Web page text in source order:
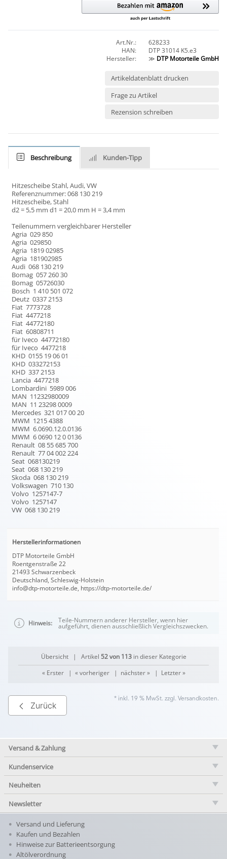
Art.Nr.:
628233
HAN:
DTP 31014 K5.e3
Hersteller:
≫ DTP Motorteile GmbH
Artikeldatenblatt drucken
Frage zu Artikel
Rezension schreiben
Beschreibung Kunden-Tipp
Hitzescheibe Stahl, Audi, VW
Referenznummer: 068 130 219
Hitzescheibe, Stahl
d2 = 5,5 mm d1 = 20,0 mm H = 3,4 mm
Teilenummern vergleichbarer Hersteller
Agria 029 850
Agria 029850
Agria 1819 02985
Agria 181902985
Audi 068 130 219
Bomag 057 260 30
Bomag 05726030
Bosch 1 410 501 072
Deutz 0337 2153
Fiat 7773728
Fiat 4477218
Fiat 44772180
Fiat 60808711
für Iveco 44772180
für Iveco 4477218
KHD 0155 19 06 01
KHD 033272153
KHD 337 2153
Lancia 4477218
Lombardini 5989 006
MAN 11232980009
MAN 11 23298 0009
Mercedes 321 017 00 20
MWM 1215 4388
MWM 6.0690.12.0.0136
MWM 6 0690 12 0 0136
Renault 08 55 685 700
Renault 77 04 002 224
Seat 068130219
Seat 068 130 219
Skoda 068 130 219
Volkswagen 710 130
Volvo 1257147-7
Volvo 1257147
VW 068 130 219
Herstellerinformationen
DTP Motorteile GmbH
Roentgenstraße 22
21493 Schwarzenbeck
Deutschland, Schleswig-Holstein
info@dtp-motorteile.de, https://dtp-motorteile.de/
Hinweis: Teile-Nummern anderer Hersteller, wenn hier
aufgeführt, dienen ausschließlich Vergleichszwecken.
Übersicht| Artikel 52 von 113in dieser Kategorie
« Erster| « vorheriger| nächster »| Letzter »
Zurück
* inkl. 19 % MwSt. zzgl. Versandkosten.
Versand & Zahlung
Kundenservice
Neuheiten
Newsletter
Versand und Lieferung
Kaufen und Bezahlen
Hinweise zur Batterieentsorgung
Altölverordnung